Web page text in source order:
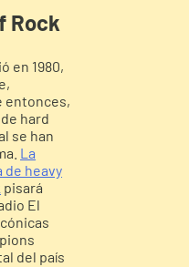
Rock
en 1980,
entonces,
hard
se han
La
de heavy
pisará
El
del país